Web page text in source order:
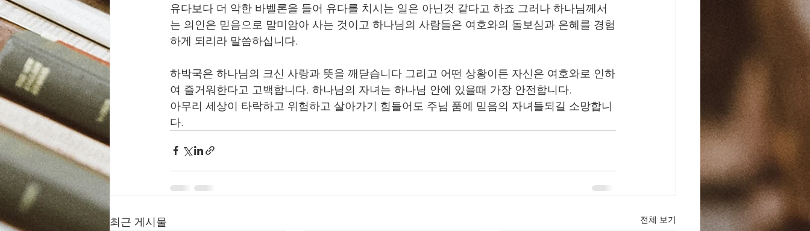
유다보다 더 악한 바벨론을 들어 유다를 치시는 일은 아닌것 같다고 하죠 그러나 하나님께서
는 의인은 믿음으로 말미암아 사는 것이고 하나님의 사람들은 여호와의 돌보심과 은혜를 경험
하게 되리라 말씀하십니다.
하박국은 하나님의 크신 사랑과 뜻을 깨닫습니다 그리고 어떤 상황이든 자신은 여호와로 인하
여 즐거워한다고 고백합니다. 하나님의 자녀는 하나님 안에 있을때 가장 안전합니다.
아무리 세상이 타락하고 위험하고 살아가기 힘들어도 주님 품에 믿음의 자녀들되길 소망합니
다.
최근 게시물 전체 보기